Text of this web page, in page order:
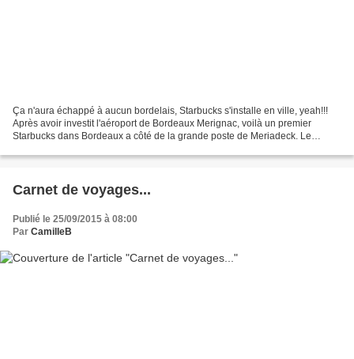
Ça n'aura échappé à aucun bordelais, Starbucks s'installe en ville, yeah!!!
Après avoir investit l'aéroport de Bordeaux Merignac, voilà un premier
Starbucks dans Bordeaux a côté de la grande poste de Meriadeck. Le
Carnet de voyages...
Publié le 25/09/2015 à 08:00
Par CamilleB